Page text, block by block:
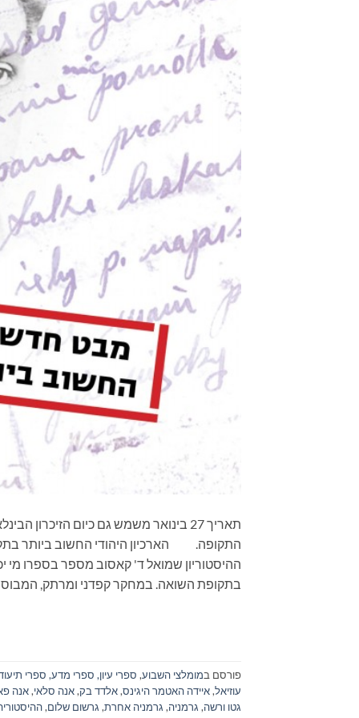
תאריך 27 בינואר משמש גם כיום
התקופה. הארכיון היהודי החשוב ביותר
ההיסטוריון שמואל ד' קאסוב מספר בספרו מי
בתקופת השואה. במחקר קפדני ומרתק,
פורסם במומלצי השבוע, ספרי עיון, ספרי מדע, ספרי
עוזיאל,איידה האטמר היגינס,אלדד בק,אנה סלאי,אנה
גטו ורשה, גרמניה, גרמניה אחרת, גרשום שלום,